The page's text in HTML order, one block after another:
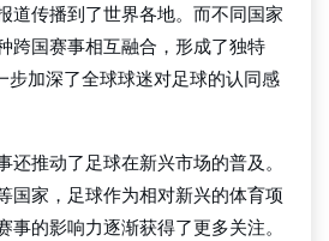
道传播到了世界各地。而不同国家
跨国赛事相互融合，形成了独特
步加深了全球球迷对足球的认同感
还推动了足球在新兴市场的普及。
国家，足球作为相对新兴的体育项
事的影响力逐渐获得了更多关注。